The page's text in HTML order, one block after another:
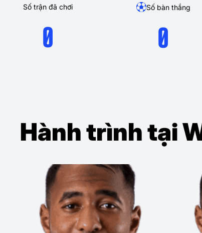
Số trận đã chơi
0
Số bàn thắng
0
Hành trình tại